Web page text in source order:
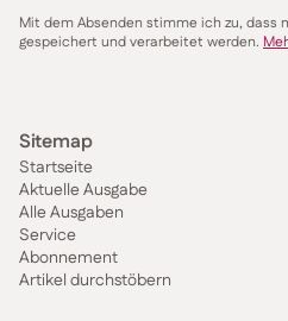
deine Musikalität, dein
mit der Musik meinst.“
Lesen Sie den gesamten
aktuellen
Mit dem Absenden stimme ich zu, dass
gespeichert und verarbeitet werden.
Sitemap
Startseite
Aktuelle Ausgabe
Alle Ausgaben
Service
Abonnement
Artikel durchstöbern